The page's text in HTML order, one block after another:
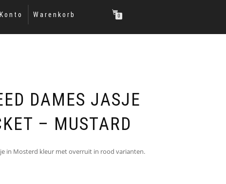
Warenkorb 0
DAMES JASJE
– MUSTARD
in Mosterd kleur met overruit in rood varianten.